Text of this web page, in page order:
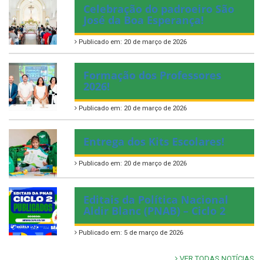
Celebração do padroeiro São
José da Boa Esperança!
Publicado em: 20 de março de 2026
Formação dos Professores
2026!
Publicado em: 20 de março de 2026
Entrega dos Kits Escolares!
Publicado em: 20 de março de 2026
Editais da Política Nacional
Aldir Blanc (PNAB) – Ciclo 2
Publicado em: 5 de março de 2026
VER TODAS NOTÍCIAS